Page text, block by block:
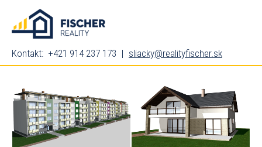
Kontakt: +421 914 237 173 | sliacky@realityfischer.sk